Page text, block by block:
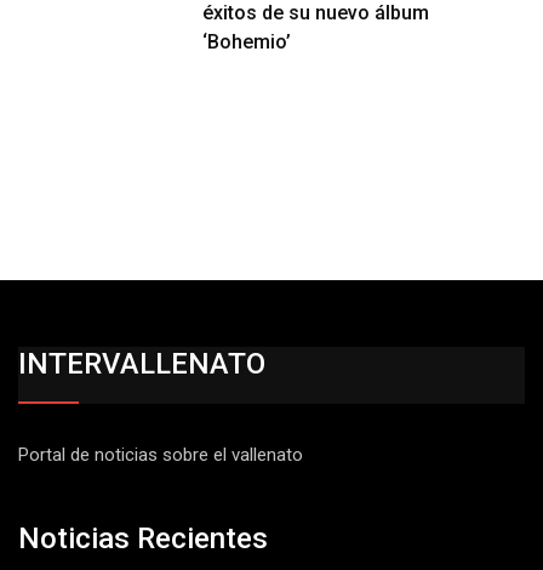
éxitos de su nuevo álbum
‘Bohemio’
INTERVALLENATO
Portal de noticias sobre el vallenato
Noticias Recientes